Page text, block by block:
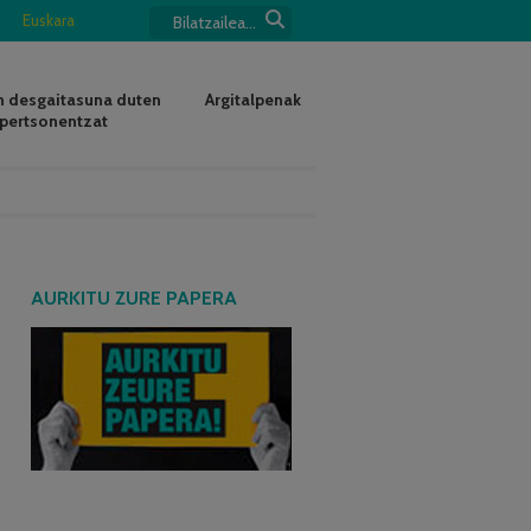
Euskara
desgaitasuna duten
pertsonentzat
Argitalpenak
AURKITU ZURE PAPERA